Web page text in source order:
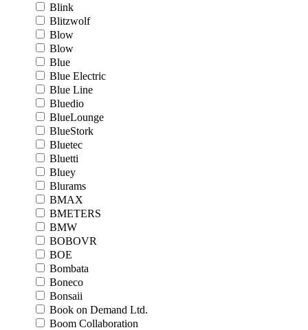
Blink
Blitzwolf
Blow
Blow
Blue
Blue Electric
Blue Line
Bluedio
BlueLounge
BlueStork
Bluetec
Bluetti
Bluey
Blurams
BMAX
BMETERS
BMW
BOBOVR
BOE
Bombata
Boneco
Bonsaii
Book on Demand Ltd.
Boom Collaboration